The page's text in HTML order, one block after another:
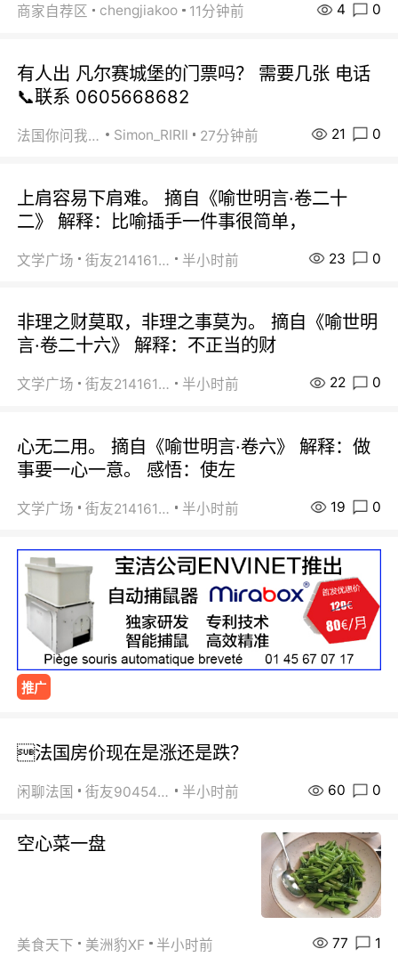
商家自荐区 chengjiakoo 11分钟前 4 0
有人出 凡尔赛城堡的门票吗？ 需要几张 电话
📞联系 0605668682
法国你问我答 Simon_RIRIl 27分钟前 21 0
上肩容易下肩难。 摘自《喻世明言·卷二十
二》 解释：比喻插手一件事很简单，
文学广场 街友21416156 半小时前 23 0
非理之财莫取，非理之事莫为。 摘自《喻世明
言·卷二十六》 解释：不正当的财
文学广场 街友21416156 半小时前 22 0
心无二用。 摘自《喻世明言·卷六》 解释：做
事要一心一意。 感悟：使左
文学广场 街友21416156 半小时前 19 0
推广
法国房价现在是涨还是跌？
闲聊法国 街友90454511 半小时前 60 0
空心菜一盘
美食天下 美洲豹XF 半小时前 77 1